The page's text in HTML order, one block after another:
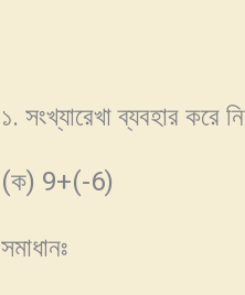
১. সংখ্যারেখা ব্যবহার করে
(ক) 9+(-6)
সমাধানঃ